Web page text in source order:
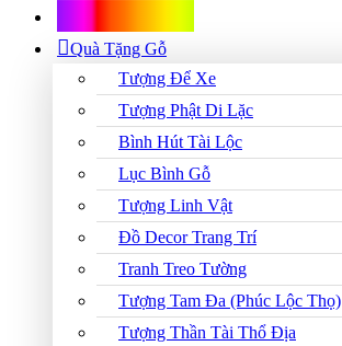
Quà Tặng Gỗ
Tượng Để Xe
Tượng Phật Di Lặc
Bình Hút Tài Lộc
Lục Bình Gỗ
Tượng Linh Vật
Đồ Decor Trang Trí
Tranh Treo Tường
Tượng Tam Đa (Phúc Lộc Thọ)
Tượng Thần Tài Thổ Địa